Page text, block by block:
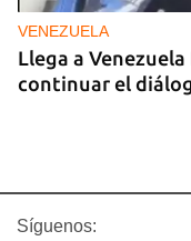
VENEZUELA
Llega a
continuar el
Síguenos: